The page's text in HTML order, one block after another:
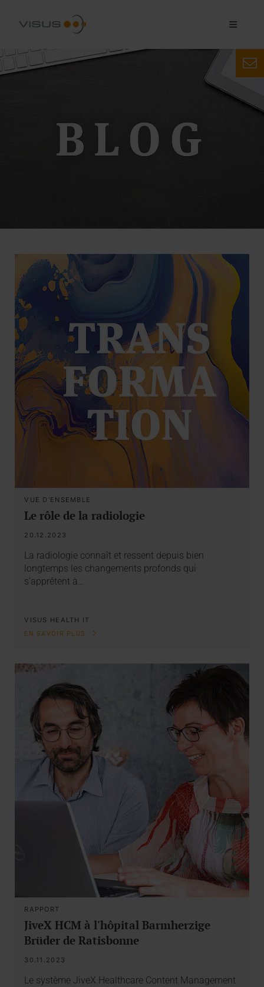
VUE D'ENSEMBLE
Le rôle de la radiologie
20.12.2023
La radiologie connaît et ressent depuis bien
longtemps les changements profonds qui
s’apprêtent à…
VISUS HEALTH IT
EN SAVOIR PLUS
RAPPORT
JiveX HCM à l'hôpital Barmherzige
Brüder de Ratisbonne
30.11.2023
Le système JiveX Healthcare Content Management